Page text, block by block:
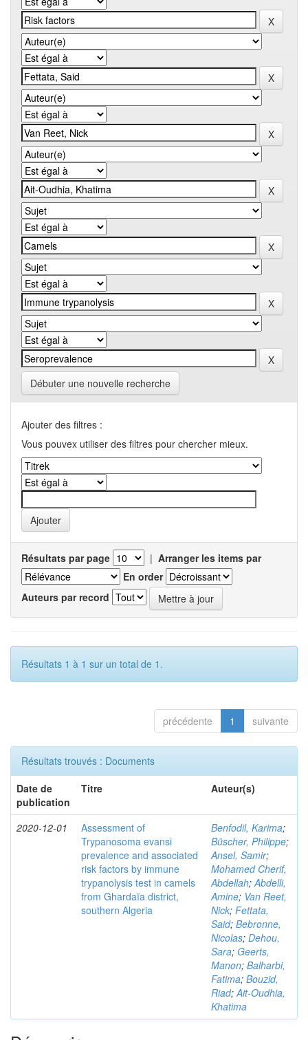
Débuter une nouvelle recherche
Ajouter des filtres :
Vous pouvex utiliser des filtres pour chercher mieux.
Résultats par page | Arranger les items par
En order
Auteurs par record
Résultats 1 à 1 sur un total de 1.
précédente 1 suivante
Résultats trouvés : Documents
Date de
publication
Titre Auteur(s)
2020-12-01
Assessment of
Trypanosoma evansi
prevalence and associated
risk factors by immune
trypanolysis test in camels
from Ghardaïa district,
southern Algeria
Benfodil, Karima;
Büscher, Philippe;
Ansel, Samir;
Mohamed Cherif,
Abdellah;Abdelli,
Amine; Van Reet,
Nick; Fettata,
Said; Bebronne,
Nicolas; Dehou,
Sara; Geerts,
Manon; Balharbi,
Fatima; Bouzid,
Riad;Ait-Oudhia,
Khatima